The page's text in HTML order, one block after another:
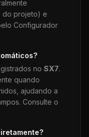
do projeto) e
Configurador
no SX7.
quando
ajudando a
Consulte o